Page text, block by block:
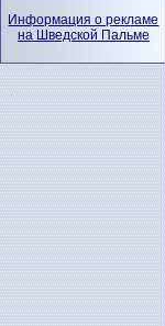
Информация о рекламе
на Шведской Пальме